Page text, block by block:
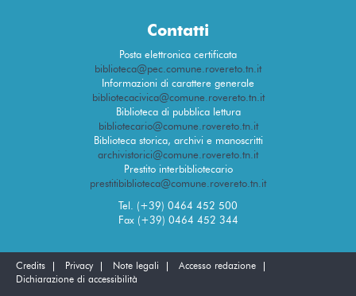
Contatti
Posta elettronica certificata
biblioteca@pec.comune.rovereto.tn.it
Informazioni di carattere generale
bibliotecacivica@comune.rovereto.tn.it
Biblioteca di pubblica lettura
bibliotecario@comune.rovereto.tn.it
Biblioteca storica, archivi e manoscritti
archivistorici@comune.rovereto.tn.it
Prestito interbibliotecario
prestitibiblioteca@comune.rovereto.tn.it
Tel. (+39) 0464 452 500
Fax (+39) 0464 452 344
Credits Privacy Note legali
Accesso redazione
Dichiarazione di accessibilità